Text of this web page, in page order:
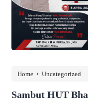
Home › Uncategorized
Sambut HUT